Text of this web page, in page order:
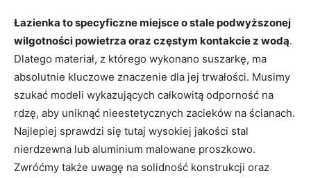
Łazienka to specyficzne miejsce o stale podwyższonej
wilgotności powietrza oraz częstym kontakcie z wodą.
Dlatego materiał, z którego wykonano suszarkę, ma
absolutnie kluczowe znaczenie dla jej trwałości. Musimy
szukać modeli wykazujących całkowitą odporność na
rdzę, aby uniknąć nieestetycznych zacieków na ścianach.
Najlepiej sprawdzi się tutaj wysokiej jakości stal
nierdzewna lub aluminium malowane proszkowo.
Zwróćmy także uwagę na solidność konstrukcji oraz